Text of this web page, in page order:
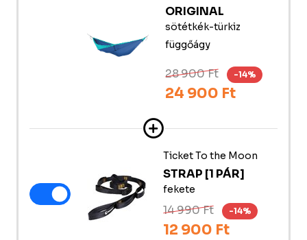
ORIGINAL
sötétkék-türkiz
függőágy
28 900 Ft -14%
24 900 Ft
Ticket To the Moon
STRAP [1 PÁR]
fekete
14 990 Ft -14%
12 900 Ft